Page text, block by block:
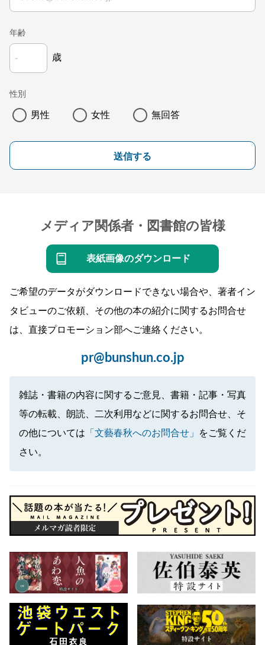
年齢
歳
性別
男性 女性 無回答
送信する
メディア関係者・図書館の皆様
表紙画像のダウンロード
ご希望のデータがダウンロードできない場合や、著者イン
タビューのご依頼、その他の本の紹介に関するお問合せ
は、直接プロモーション部へご連絡ください。
pr@bunshun.co.jp
雑誌・書籍の内容に関するご意見、書籍・記事・写真
等の転載、朗読、二次利用などに関するお問合せ、そ
の他については 「文藝春秋へのお問合せ」
をご覧くだ
さい。